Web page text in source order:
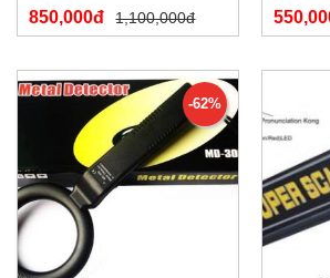
850,000đ 1,100,000đ
-62%